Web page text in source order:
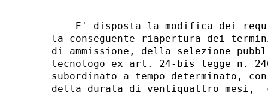
E' disposta la modifica dei
la conseguente riapertura dei
di ammissione, della selezione
tecnologo ex art. 24-bis legge n.
subordinato a tempo determinato,
della durata di ventiquattro mesi,